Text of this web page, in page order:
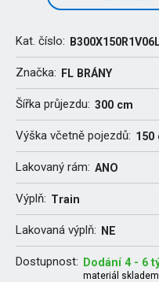
Kat. číslo:
Značka: FL BRÁNY
Šířka průjezdu: 300 cm
Výška včetně pojezdů: 150
Lakovaný rám: ANO
Výplň: Train
Lakovaná výplň: NE
Dostupnost: Dodání 4 - 6
materiál